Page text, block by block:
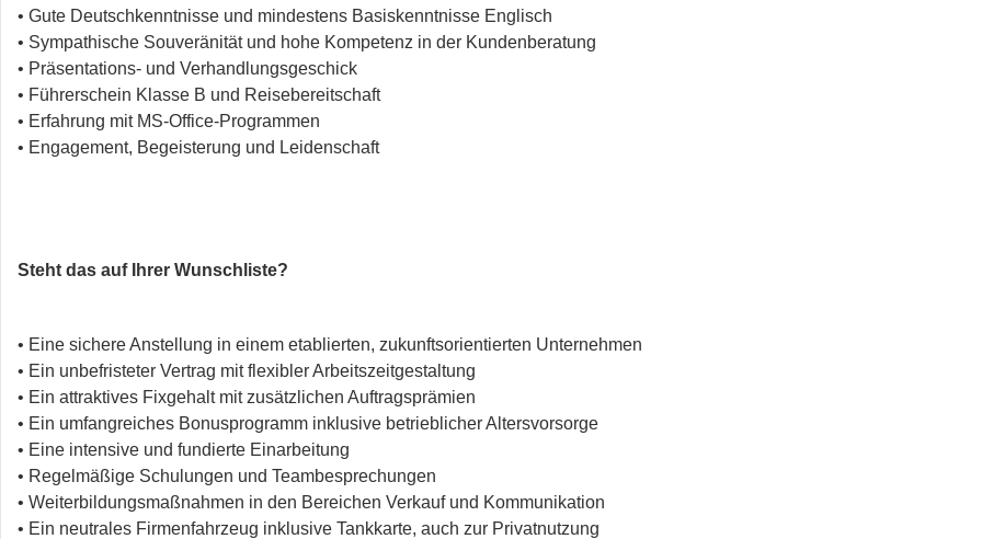
• Gute Deutschkenntnisse und mindestens Basiskenntnisse Englisch
• Sympathische Souveränität und hohe Kompetenz in der Kundenberatung
• Präsentations- und Verhandlungsgeschick
• Führerschein Klasse B und Reisebereitschaft
• Erfahrung mit MS-Office-Programmen
• Engagement, Begeisterung und Leidenschaft
Steht das auf Ihrer Wunschliste?
• Eine sichere Anstellung in einem etablierten, zukunftsorientierten Unternehmen
• Ein unbefristeter Vertrag mit flexibler Arbeitszeitgestaltung
• Ein attraktives Fixgehalt mit zusätzlichen Auftragsprämien
• Ein umfangreiches Bonusprogramm inklusive betrieblicher Altersvorsorge
• Eine intensive und fundierte Einarbeitung
• Regelmäßige Schulungen und Teambesprechungen
• Weiterbildungsmaßnahmen in den Bereichen Verkauf und Kommunikation
• Ein neutrales Firmenfahrzeug inklusive Tankkarte, auch zur Privatnutzung